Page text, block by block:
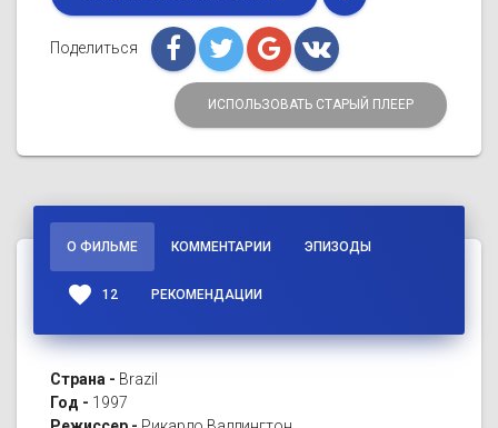
Поделиться
ИСПОЛЬЗОВАТЬ СТАРЫЙ ПЛЕЕР
О ФИЛЬМЕ КОММЕНТАРИИ ЭПИЗОДЫ
favorite 12 РЕКОМЕНДАЦИИ
Страна - Brazil
Год - 1997